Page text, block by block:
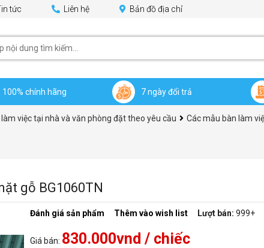
tức Liên hệ Bản đồ địa chỉ
100% chính hãng 7 ngày đổi trả
việc tại nhà và văn phòng đặt theo yêu cầu Các mẫu bàn làm
gỗ BG1060TN
Đánh giá sản phẩm Thêm vào wish list Lượt bán: 999+
Giá bán: 830.000vnd / chiếc